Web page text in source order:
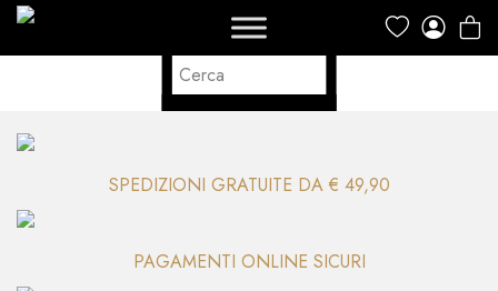
SPEDIZIONI GRATUITE DA € 49,90
PAGAMENTI ONLINE SICURI